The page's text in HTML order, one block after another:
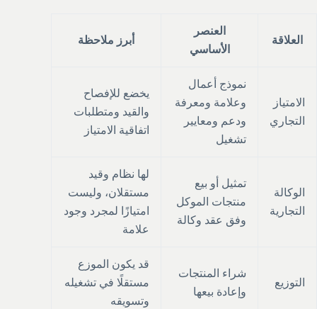
العلاقة
العنصر
الأساسي
أبرز ملاحظة
الامتياز
التجاري
نموذج أعمال
وعلامة ومعرفة
ودعم ومعايير
تشغيل
يخضع للإفصاح
والقيد ومتطلبات
اتفاقية الامتياز
الوكالة
التجارية
تمثيل أو بيع
منتجات الموكل
وفق عقد وكالة
لها نظام وقيد
مستقلان، وليست
امتيازًا لمجرد وجود
علامة
التوزيع
شراء المنتجات
وإعادة بيعها
قد يكون الموزع
مستقلًا في تشغيله
وتسويقه